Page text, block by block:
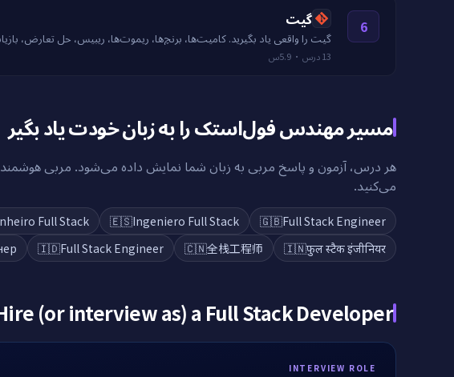
6 گیت
گیت را واقعی یاد بگیرید. کامیت‌ها، برنچ‌ها، ریموت‌ها، ریبیس، حل تعارض،
13 درس · 5.9س
مسیر مهندس فول‌استک را به زبان خودت یاد بگیر
هر درس، آزمون و پاسخ مربی به زبان شما نمایش داده می‌شود. مربی
می‌کنید.
🇬🇧Full Stack Engineer
🇪🇸Ingeniero Full Stack
Full Stack
🇮🇳फुल स्टैक इंजीनियर
🇨🇳全栈工程师
🇮🇩Full Stack Engineer
(or interview as) a Full Stack Developer
INTERVIEW ROLE